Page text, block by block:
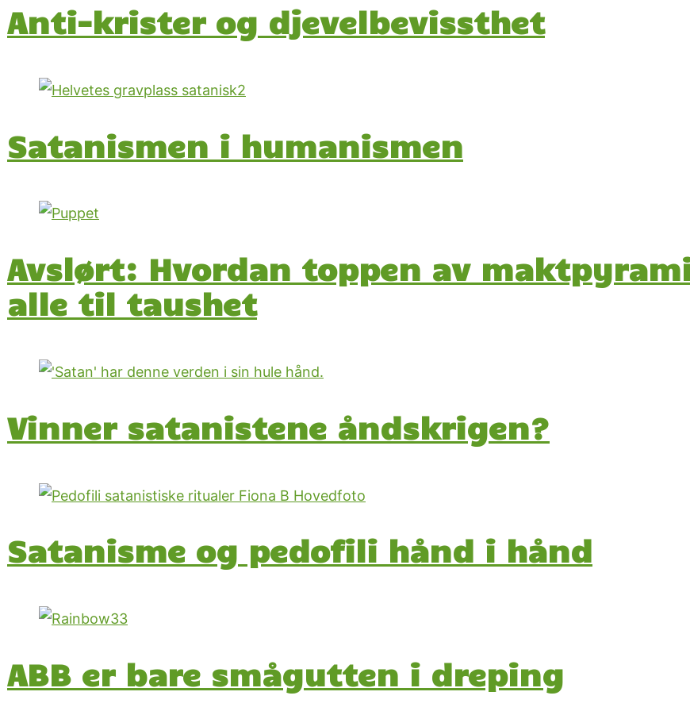
Anti-krister og djevelbevissthet
Satanismen i humanismen
Avslørt: Hvordan toppen av
alle til taushet
Vinner satanistene åndskrigen?
Satanisme og pedofili hånd i hånd
ABB er bare smågutten i dreping